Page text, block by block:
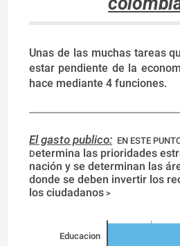
Unas de las muchas tareas
estar pendiente de la
hace mediante 4 funciones.
El gasto publico: EN ESTE
Determina las prioridades
nación y se determinan las
donde se deben invertir los
los ciudadanos >
Educacion